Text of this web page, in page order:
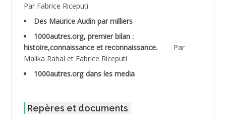
ABDESSELAMI Kouider
ABDESSLEM Ahmed dit le Coiffeur
ABDOUDOU
ABID Mohamed
Par Fabrice Riceputi
Des Maurice Audin par milliers
1000autres.org, premier bilan :
histoire,connaissance et reconnaissance.
Par
Malika Rahal et Fabrice Riceputi
1000autres.org dans les media
Repères et documents